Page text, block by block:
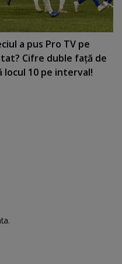
a pus Pro TV pe
Cifre duble faţă de
locul 10 pe interval!